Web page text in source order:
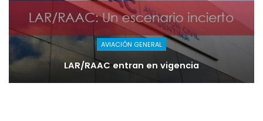
AVIACIÓN GENERAL
LAR/RAAC entran en vigencia